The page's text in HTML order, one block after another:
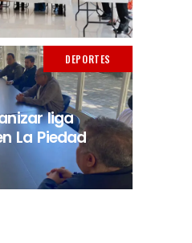
DEPORTES
liga
La Piedad